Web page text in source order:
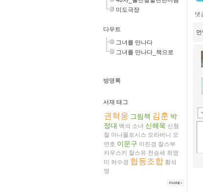
미도극장
다우트
그녀를 만나다
그녀를 만나다_책으로
방명록
서재 태그
권혁웅 그림책 김훈 박
정대 백석 소녀 신해욱 신형
철 아나몰포시스 오라버니 오
연호 이문구 이진경 찰스부
카우스키 찰스유 천승세 최영
미 허수경 협동조합 황석
영
댓